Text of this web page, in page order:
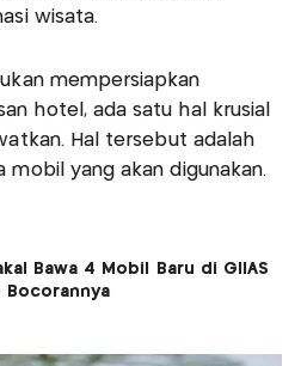
wisata.
mempersiapkan
hotel, ada satu hal krusial
Hal tersebut adalah
mobil yang akan digunakan.
Bawa 4 Mobil Baru di GIIAS
Bocorannya